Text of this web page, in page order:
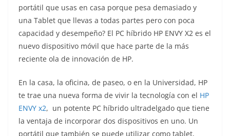
portátil que usas en casa porque pesa demasiado y
una Tablet que llevas a todas partes pero con poca
capacidad y desempeño? El PC híbrido HP ENVY X2 es el
nuevo dispositivo móvil que hace parte de la más
reciente ola de innovación de HP.
En la casa, la oficina, de paseo, o en la Universidad, HP
te trae una nueva forma de vivir la tecnología con el HP
ENVY x2, un potente PC híbrido ultradelgado que tiene
la ventaja de incorporar dos dispositivos en uno. Un
portátil que también se puede utilizar como tablet,